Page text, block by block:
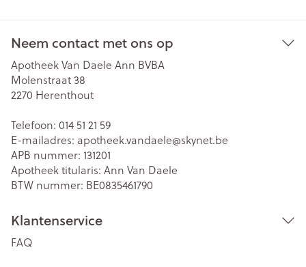
Neem contact met ons op
Apotheek Van Daele Ann BVBA
Molenstraat 38
2270 Herenthout
Telefoon: 014 51 21 59
E-mailadres: apotheek.vandaele@skynet.be
APB nummer: 131201
Apotheek titularis: Ann Van Daele
BTW nummer: BE0835461790
Klantenservice
FAQ